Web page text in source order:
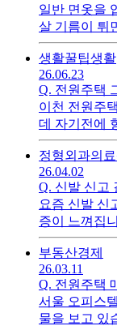
일반 면옷을
살 기름이 튀
기 돌린 후에
집에 있을만
생활꿀팁생활
26.06.23
Q. 전원주택
이천 전원주
데 자기전에
스를 많이 받
그리마 퇴치
직 효과를 못
정형외과의
26.04.02
Q. 신발 신고
요즘 신발 신
증이 느껴집
다른 이유가
스 신발인데
부동산경제
26.03.11
Q. 전원주택
서울 오피스
물을 보고 있